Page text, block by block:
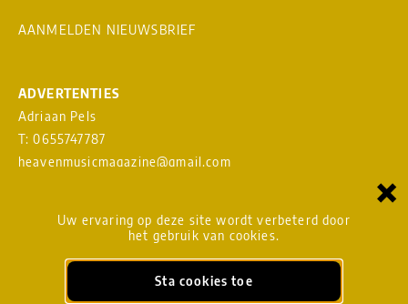
Uw ervaring op deze site wordt verbeterd door
het gebruik van cookies.
Sta cookies toe
×
AANMELDEN NIEUWSBRIEF
ADVERTENTIES
Adriaan Pels
T: 0655747787
heavenmusicmagazine@gmail.com